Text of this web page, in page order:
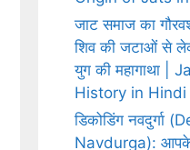
जाट समाज का
शिव की जटाओं से
युग की महागाथा |
History in Hindi
डिकोडिंग नवदुर्गा
Navdurga): आपके